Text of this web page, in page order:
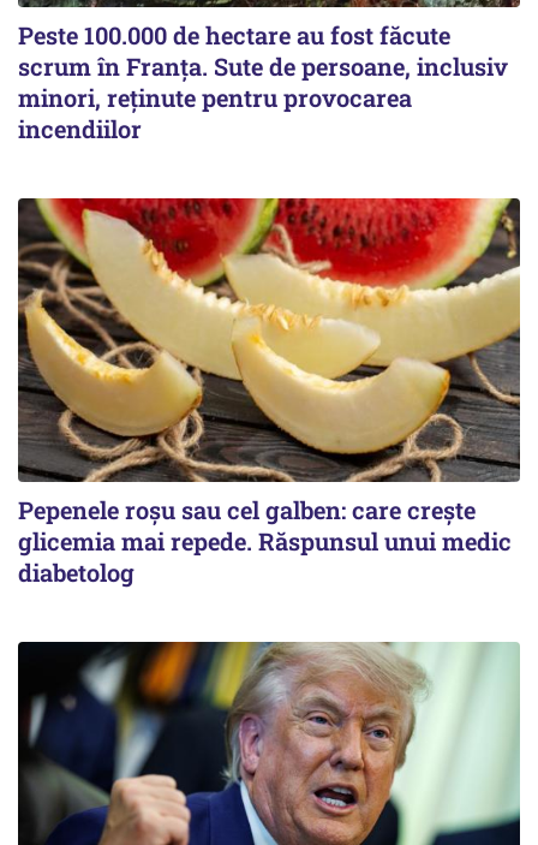
Peste 100.000 de hectare au fost făcute
scrum în Franța. Sute de persoane, inclusiv
minori, reținute pentru provocarea
incendiilor
Pepenele roșu sau cel galben: care crește
glicemia mai repede. Răspunsul unui medic
diabetolog